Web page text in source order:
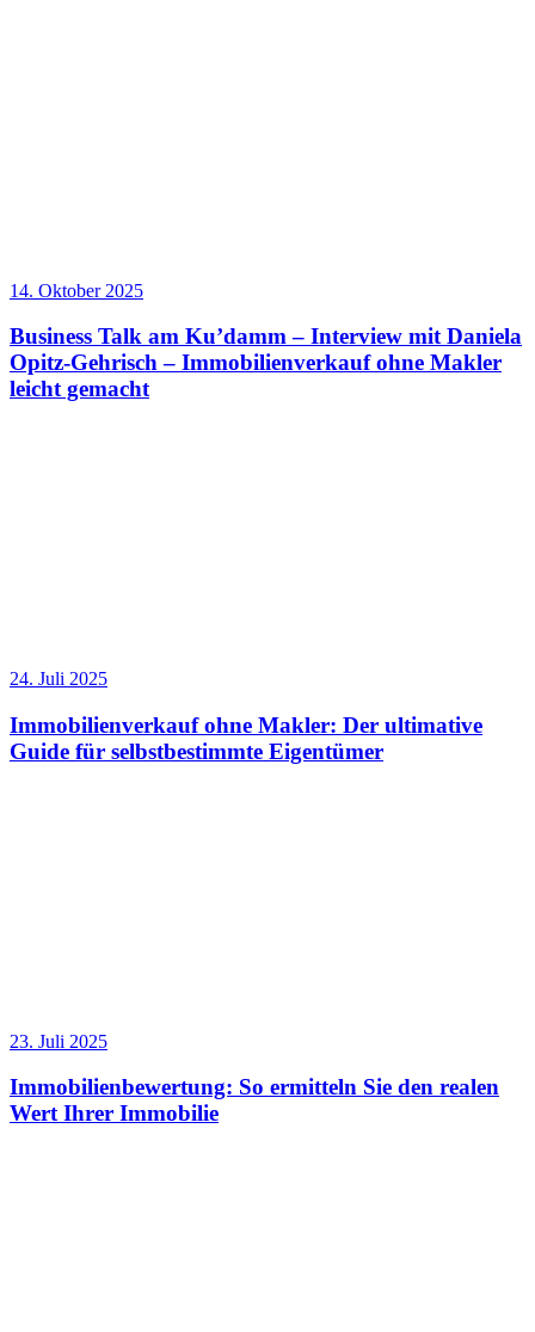
14. Oktober 2025
Business Talk am Ku’damm – Interview mit Daniela
Opitz-Gehrisch – Immobilienverkauf ohne Makler
leicht gemacht
24. Juli 2025
Immobilienverkauf ohne Makler: Der ultimative
Guide für selbstbestimmte Eigentümer
23. Juli 2025
Immobilienbewertung: So ermitteln Sie den realen
Wert Ihrer Immobilie